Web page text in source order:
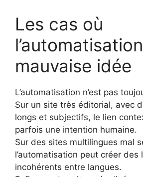
Les cas où
mauvaise idée
L’automatisation n’est pas
Sur un site très éditorial, avec
longs et subjectifs, le lien
parfois une intention humaine.
Sur des sites multilingues mal
l’automatisation peut créer des
incohérents entre langues.